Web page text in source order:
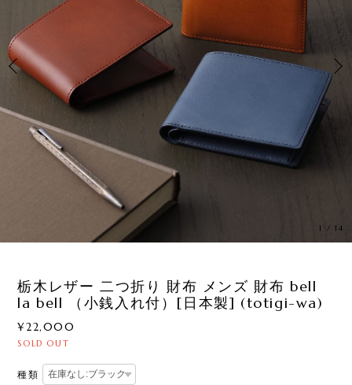
1 / 14
栃木レザー 二つ折り 財布 メンズ 財布 bell
la bell （小銭入れ付）[日本製] (totigi-wa)
¥22,000
SOLD OUT
種類